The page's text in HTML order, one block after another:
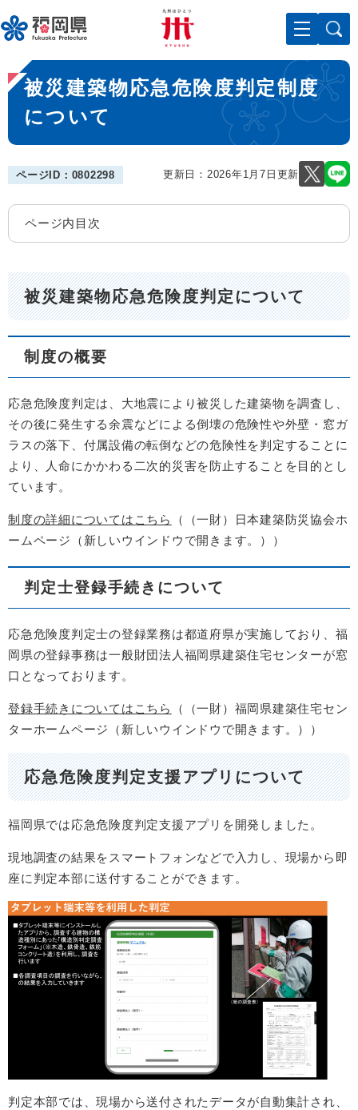
ー
ジ
先
頭
。
メニューを飛ばして本文へ
本
文
被災建築物応急危険度判定制度
について
ページID：0802298 更新日：2026年1月7日更新
ページ内目次
被災建築物応急危険度判定について
制度の概要
応急危険度判定は、大地震により被災した建築物を調査し、
その後に発生する余震などによる倒壊の危険性や外壁・窓ガ
ラスの落下、付属設備の転倒などの危険性を判定することに
より、人命にかかわる二次的災害を防止することを目的とし
ています。
制度の詳細についてはこちら
（（一財）日本建築防災協会ホ
ームページ（新しいウインドウで開きます。））
判定士登録手続きについて
応急危険度判定士の登録業務は都道府県が実施しており、福
岡県の登録事務は一般財団法人福岡県建築住宅センターが窓
口となっております。
登録手続きについてはこちら
（（一財）福岡県建築住宅セン
ターホームページ（新しいウインドウで開きます。））​
応急危険度判定支援アプリについて
福岡県では応急危険度判定支援アプリを開発しました。
現地調査の結果をスマートフォンなどで入力し、現場から即
座に判定本部に送付することができます。
判定本部では、現場から送付されたデータが自動集計され、